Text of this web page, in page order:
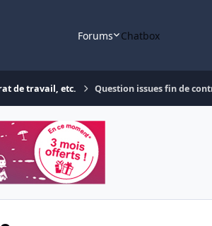
Forums Chatbox
de travail, etc. Question issues fin de